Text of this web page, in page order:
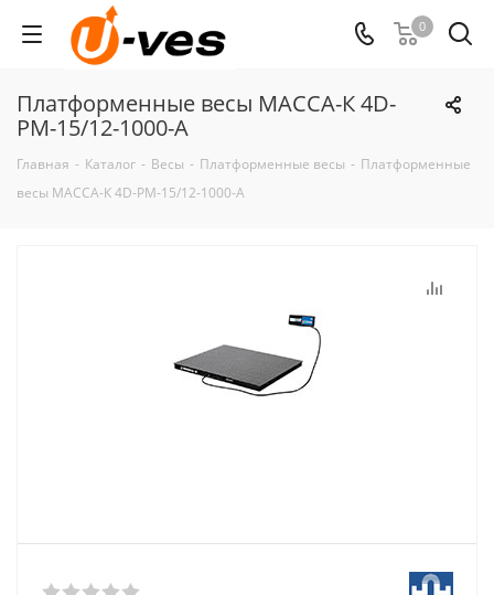
0
Платформенные весы МАССА-К 4D-
PM-15/12-1000-А
Главная - Каталог - Весы - Платформенные весы - Платформенные
весы МАССА-К 4D-PM-15/12-1000-А